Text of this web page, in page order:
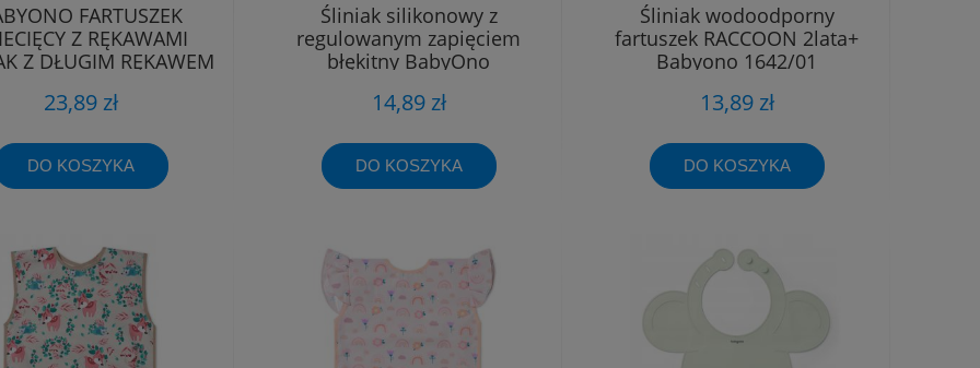
FARTUSZEK
Z RĘKAWAMI
Z DŁUGIM RĘKAWEM
23,89 zł
DO KOSZYKA
Śliniak silikonowy z
regulowanym zapięciem
błękitny BabyOno
14,89 zł
DO KOSZYKA
Śliniak wodoodporny
fartuszek RACCOON 2lata+
Babyono 1642/01
13,89 zł
DO KOSZYKA